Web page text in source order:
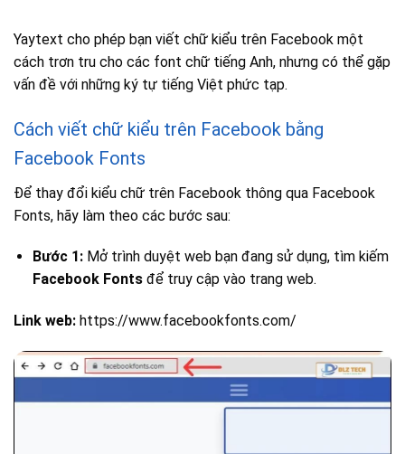
Yaytext cho phép bạn viết chữ kiểu trên Facebook một
cách trơn tru cho các font chữ tiếng Anh, nhưng có thể gặp
vấn đề với những ký tự tiếng Việt phức tạp.
Cách viết chữ kiểu trên Facebook bằng
Facebook Fonts
Để thay đổi kiểu chữ trên Facebook thông qua Facebook
Fonts, hãy làm theo các bước sau:
Bước 1:Mở trình duyệt web bạn đang sử dụng, tìm kiếm
Facebook Fontsđể truy cập vào trang web.
Link web: https://www.facebookfonts.com/